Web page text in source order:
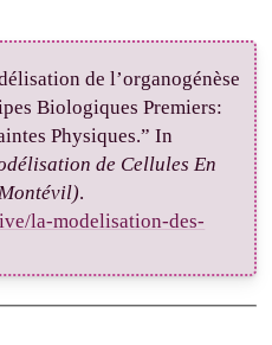
de l’organogénèse
Biologiques Premiers:
Physiques.” In
de Cellules En
.
la-modelisation-des-